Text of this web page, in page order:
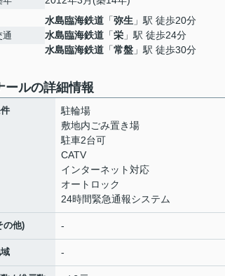
通
水島臨海鉄道 「弥生 」駅 徒歩20分
水島臨海鉄道 「栄 」駅 徒歩24分
水島臨海鉄道 「常盤 」駅 徒歩30分
ールの詳細情報
駐輪場
敷地内ごみ置き場
駐車2台可
CATV
インターネット対応
オートロック
24時間緊急通報システム
の他) -
-